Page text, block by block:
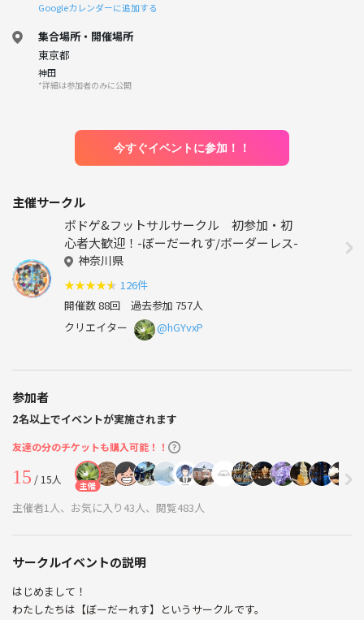
Googleカレンダーに追加する
集合場所・開催場所
東京都
神田
*詳細は参加者のみに公開
今すぐイベントに参加！！
主催サークル
ボドゲ&フットサルサークル 初参加・初
心者大歓迎！-ぼーだーれす/ボーダーレス-
神奈川県
★★★★★ 126件
開催数 88回 過去参加 757人
クリエイター
@hGYvxP
参加者
2名以上でイベントが実施されます
友達の分のチケットも購入可能！！
15 / 15人 主催
主催者1人、お気に入り43人、閲覧483人
サークルイベントの説明
はじめまして！
わたしたちは【ぼーだーれす】というサークルです。